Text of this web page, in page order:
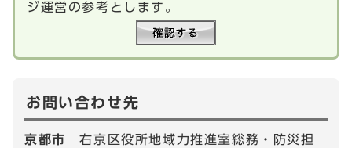
ジ運営の参考とします。
お問い合わせ先
京都市右京区役所地域力推進室総務・防災担